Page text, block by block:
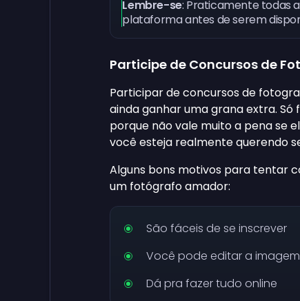
Lembre-se: Praticamente todas
plataforma antes de serem
Participe de Concursos de
Participar de concursos de
ainda ganhar uma grana extra.
porque não vale muito a pena se
você esteja realmente querendo
Alguns bons motivos para tentar
um fotógrafo amador:
São fáceis de se inscrever
Você pode editar a
Dá pra fazer tudo online